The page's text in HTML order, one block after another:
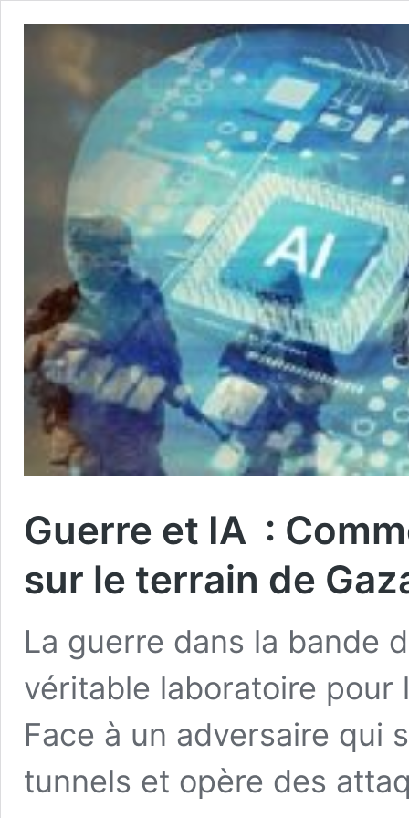
Guerre et IA :
sur le terrain de
La guerre dans la bande
véritable laboratoire pour
Face à un adversaire qui
tunnels et opère des